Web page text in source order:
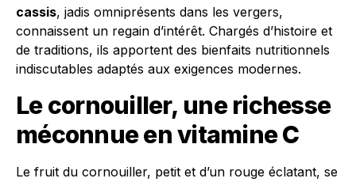
cassis, jadis omniprésents dans les vergers,
connaissent un regain d’intérêt. Chargés d’histoire et
de traditions, ils apportent des bienfaits nutritionnels
indiscutables adaptés aux exigences modernes.
Le cornouiller, une richesse
méconnue en vitamine C
Le fruit du cornouiller, petit et d’un rouge éclatant, se